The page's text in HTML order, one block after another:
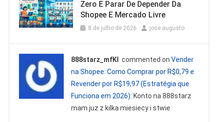
Zero E Parar De Depender Da
Shopee E Mercado Livre
8 de julho de 2026 jose augusto
888starz_mfKl commented onVender
na Shopee: Como Comprar por R$0,79 e
Revender por R$19,97 (Estratégia que
Funciona em 2026): Konto na 888starz
mam juz z kilka miesiecy i stwie